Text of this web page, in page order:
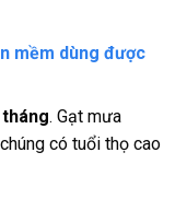
mềm dùng được
tháng. Gạt mưa
có tuổi thọ cao